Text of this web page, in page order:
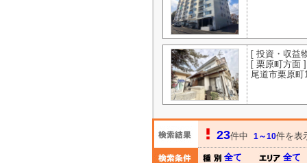
[ 投資・収益
[ 栗原町方面 ]
尾道市栗原町
23件中 1～10件を表
全て 全て